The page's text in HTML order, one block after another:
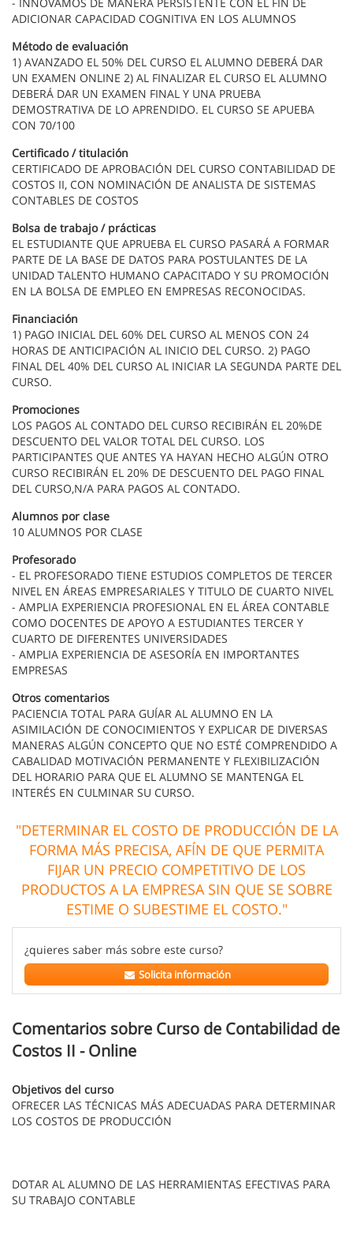
- INNOVAMOS DE MANERA PERSISTENTE CON EL FIN DE
ADICIONAR CAPACIDAD COGNITIVA EN LOS ALUMNOS
Método de evaluación
1) AVANZADO EL 50% DEL CURSO EL ALUMNO DEBERÁ DAR
UN EXAMEN ONLINE 2) AL FINALIZAR EL CURSO EL ALUMNO
DEBERÁ DAR UN EXAMEN FINAL Y UNA PRUEBA
DEMOSTRATIVA DE LO APRENDIDO. EL CURSO SE APUEBA
CON 70/100
Certificado / titulación
CERTIFICADO DE APROBACIÓN DEL CURSO CONTABILIDAD DE
COSTOS II, CON NOMINACIÓN DE ANALISTA DE SISTEMAS
CONTABLES DE COSTOS
Bolsa de trabajo / prácticas
EL ESTUDIANTE QUE APRUEBA EL CURSO PASARÁ A FORMAR
PARTE DE LA BASE DE DATOS PARA POSTULANTES DE LA
UNIDAD TALENTO HUMANO CAPACITADO Y SU PROMOCIÓN
EN LA BOLSA DE EMPLEO EN EMPRESAS RECONOCIDAS.
Financiación
1) PAGO INICIAL DEL 60% DEL CURSO AL MENOS CON 24
HORAS DE ANTICIPACIÓN AL INICIO DEL CURSO. 2) PAGO
FINAL DEL 40% DEL CURSO AL INICIAR LA SEGUNDA PARTE DEL
CURSO.
Promociones
LOS PAGOS AL CONTADO DEL CURSO RECIBIRÁN EL 20%DE
DESCUENTO DEL VALOR TOTAL DEL CURSO. LOS
PARTICIPANTES QUE ANTES YA HAYAN HECHO ALGÚN OTRO
CURSO RECIBIRÁN EL 20% DE DESCUENTO DEL PAGO FINAL
DEL CURSO,N/A PARA PAGOS AL CONTADO.
Alumnos por clase
10 ALUMNOS POR CLASE
Profesorado
- EL PROFESORADO TIENE ESTUDIOS COMPLETOS DE TERCER
NIVEL EN ÁREAS EMPRESARIALES Y TITULO DE CUARTO NIVEL
- AMPLIA EXPERIENCIA PROFESIONAL EN EL ÁREA CONTABLE
COMO DOCENTES DE APOYO A ESTUDIANTES TERCER Y
CUARTO DE DIFERENTES UNIVERSIDADES
- AMPLIA EXPERIENCIA DE ASESORÍA EN IMPORTANTES
EMPRESAS
Otros comentarios
PACIENCIA TOTAL PARA GUÍAR AL ALUMNO EN LA
ASIMILACIÓN DE CONOCIMIENTOS Y EXPLICAR DE DIVERSAS
MANERAS ALGÚN CONCEPTO QUE NO ESTÉ COMPRENDIDO A
CABALIDAD MOTIVACIÓN PERMANENTE Y FLEXIBILIZACIÓN
DEL HORARIO PARA QUE EL ALUMNO SE MANTENGA EL
INTERÉS EN CULMINAR SU CURSO.
"DETERMINAR EL COSTO DE PRODUCCIÓN DE LA
FORMA MÁS PRECISA, AFÍN DE QUE PERMITA
FIJAR UN PRECIO COMPETITIVO DE LOS
PRODUCTOS A LA EMPRESA SIN QUE SE SOBRE
ESTIME O SUBESTIME EL COSTO."
¿quieres saber más sobre este curso?
Solicita información
Comentarios sobre Curso de Contabilidad de
Costos II - Online
Objetivos del curso
OFRECER LAS TÉCNICAS MÁS ADECUADAS PARA DETERMINAR
LOS COSTOS DE PRODUCCIÓN
DOTAR AL ALUMNO DE LAS HERRAMIENTAS EFECTIVAS PARA
SU TRABAJO CONTABLE